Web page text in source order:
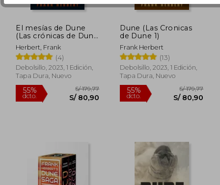
55%
dcto. S/ 61,17
55%
dcto.
El mesías de Dune
(Las crónicas de Dune
2)
Herbert, Frank
(4)
Debolsillo, 2023, 1 Edición,
Tapa Dura, Nuevo
Dune (Las Cronicas
de Dune 1)
Frank Herbert
(13)
Debolsillo, 2023, 1 Edición,
Tapa Dura, Nuevo